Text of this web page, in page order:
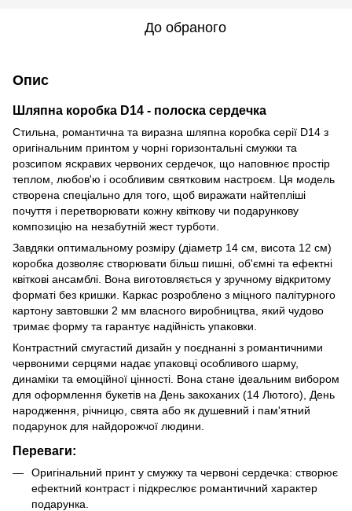
До обраного
Опис
Шляпна коробка D14 - полоска сердечка
Стильна, романтична та виразна шляпна коробка серії D14 з
оригінальним принтом у чорні горизонтальні смужки та
розсипом яскравих червоних сердечок, що наповнює простір
теплом, любов'ю і особливим святковим настроєм. Ця модель
створена спеціально для того, щоб виражати найтепліші
почуття і перетворювати кожну квіткову чи подарункову
композицію на незабутній жест турботи.
Завдяки оптимальному розміру (діаметр 14 см, висота 12 см)
коробка дозволяє створювати більш пишні, об'ємні та ефектні
квіткові ансамблі. Вона виготовляється у зручному відкритому
форматі без кришки. Каркас розроблено з міцного палітурного
картону завтовшки 2 мм власного виробництва, який чудово
тримає форму та гарантує надійність упаковки.
Контрастний смугастий дизайн у поєднанні з романтичними
червоними серцями надає упаковці особливого шарму,
динаміки та емоційної цінності. Вона стане ідеальним вибором
для оформлення букетів на День закоханих (14 Лютого), День
народження, річницю, свята або як душевний і пам'ятний
подарунок для найдорожчої людини.
Переваги:
Оригінальний принт у смужку та червоні сердечка: створює
ефектний контраст і підкреслює романтичний характер
подарунка.